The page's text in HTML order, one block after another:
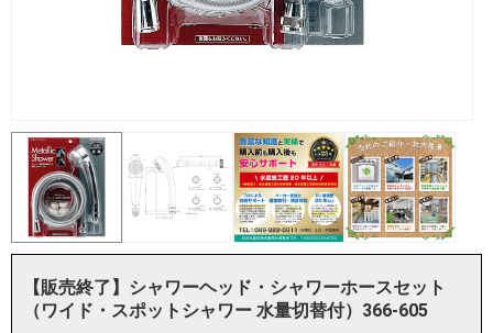
【販売終了】シャワーヘッド・シャワーホースセット
（ワイド・スポットシャワー 水量切替付）366-605